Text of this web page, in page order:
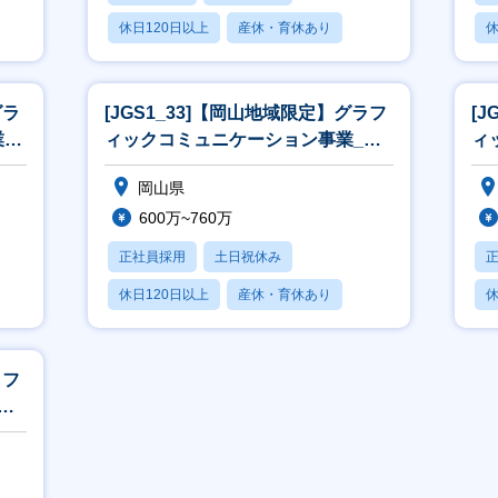
休日120日以上 産休・育休あり
月残業20時間以内
_
[JGS1_33]【岡山地域限定】グラフ
ィックコミュニケーション事業_営
業[WEB面接可]
岡山県
600万~760万
正社員採用 土日祝休み
休日120日以上 産休・育休あり
月残業20時間以内
ィ
業